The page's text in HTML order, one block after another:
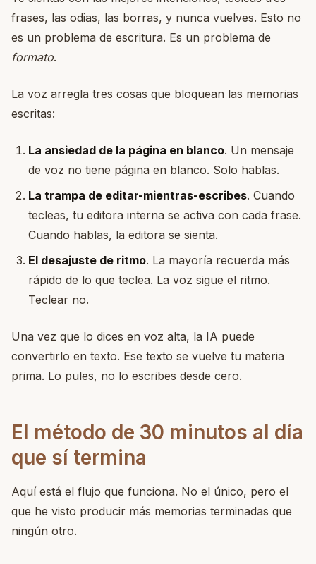
frases, las odias, las borras, y nunca vuelves. Esto no
es un problema de escritura. Es un problema de
formato.
La voz arregla tres cosas que bloquean las memorias
escritas:
La ansiedad de la página en blanco. Un mensaje
de voz no tiene página en blanco. Solo hablas.
La trampa de editar-mientras-escribes. Cuando
tecleas, tu editora interna se activa con cada frase.
Cuando hablas, la editora se sienta.
El desajuste de ritmo. La mayoría recuerda más
rápido de lo que teclea. La voz sigue el ritmo.
Teclear no.
Una vez que lo dices en voz alta, la IA puede
convertirlo en texto. Ese texto se vuelve tu materia
prima. Lo pules, no lo escribes desde cero.
El método de 30 minutos al día
que sí termina
Aquí está el flujo que funciona. No el único, pero el
que he visto producir más memorias terminadas que
ningún otro.